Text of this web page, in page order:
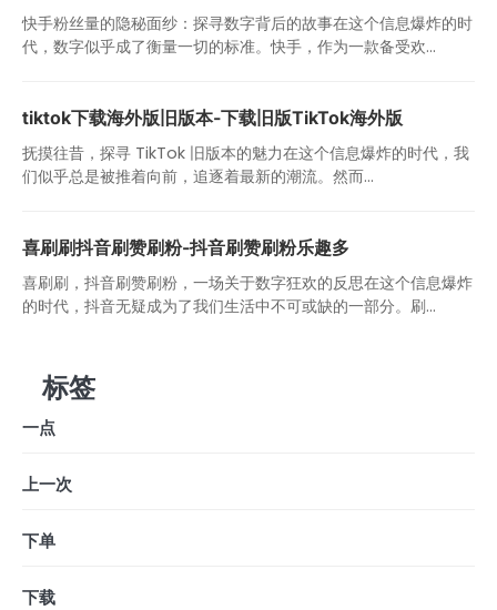
快手粉丝量的隐秘面纱：探寻数字背后的故事在这个信息爆炸的时
代，数字似乎成了衡量一切的标准。快手，作为一款备受欢...
tiktok下载海外版旧版本-下载旧版TikTok海外版
抚摸往昔，探寻 TikTok 旧版本的魅力在这个信息爆炸的时代，我
们似乎总是被推着向前，追逐着最新的潮流。然而...
喜刷刷抖音刷赞刷粉-抖音刷赞刷粉乐趣多
喜刷刷，抖音刷赞刷粉，一场关于数字狂欢的反思在这个信息爆炸
的时代，抖音无疑成为了我们生活中不可或缺的一部分。刷...
标签
一点
上一次
下单
下载